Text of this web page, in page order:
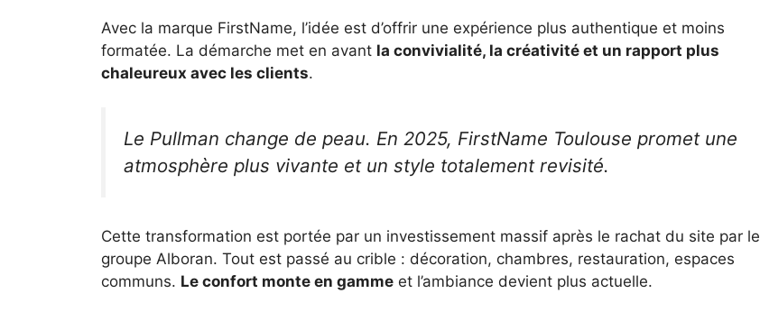
Avec la marque FirstName, l’idée est d’offrir une expérience plus authentique et moins
formatée. La démarche met en avant la convivialité, la créativité et un rapport plus
chaleureux avec les clients.
Le Pullman change de peau. En 2025, FirstName Toulouse promet une
atmosphère plus vivante et un style totalement revisité.
Cette transformation est portée par un investissement massif après le rachat du site par le
groupe Alboran. Tout est passé au crible : décoration, chambres, restauration, espaces
communs. Le confort monte en gamme et l’ambiance devient plus actuelle.